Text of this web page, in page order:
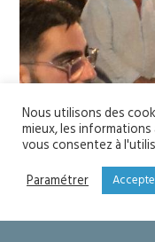
Don Marc Antoine
la Vierge Marie
Nous utilisons des
mieux, les informations
vous consentez à
Paramétrer